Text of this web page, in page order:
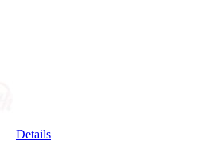
Details